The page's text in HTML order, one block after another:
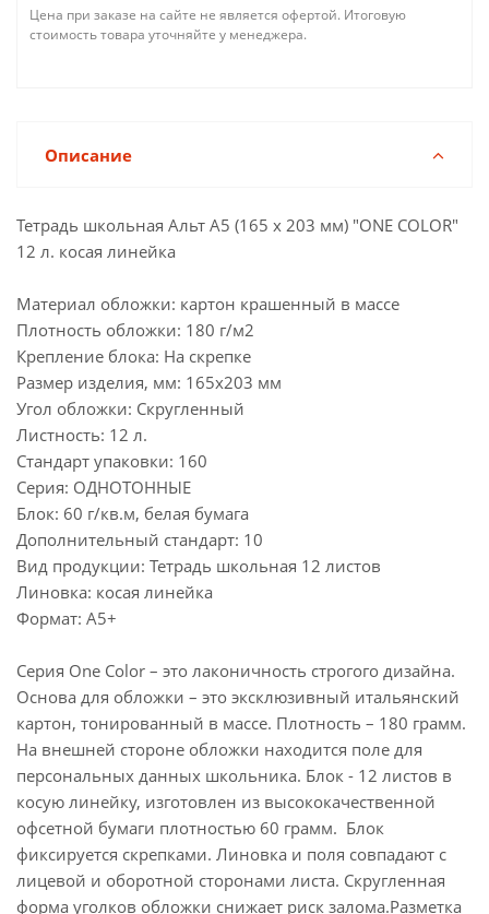
Цена при заказе на сайте не является офертой. Итоговую
стоимость товара уточняйте у менеджера.
Описание
Тетрадь школьная Альт А5 (165 х 203 мм) "ONE COLOR"
12 л. косая линейка
Материал обложки: картон крашенный в массе
Плотность обложки: 180 г/м2
Крепление блока: На скрепке
Размер изделия, мм: 165х203 мм
Угол обложки: Скругленный
Листность: 12 л.
Стандарт упаковки: 160
Серия: ОДНОТОННЫЕ
Блок: 60 г/кв.м, белая бумага
Дополнительный стандарт: 10
Вид продукции: Тетрадь школьная 12 листов
Линовка: косая линейка
Формат: А5+
Cерия One Color – это лаконичность строгого дизайна.
Основа для обложки – это эксклюзивный итальянский
картон, тонированный в массе. Плотность – 180 грамм.
На внешней стороне обложки находится поле для
персональных данных школьника. Блок - 12 листов в
косую линейку, изготовлен из высококачественной
офсетной бумаги плотностью 60 грамм. Блок
фиксируется скрепками. Линовка и поля совпадают с
лицевой и оборотной сторонами листа. Скругленная
форма уголков обложки снижает риск залома.Разметка